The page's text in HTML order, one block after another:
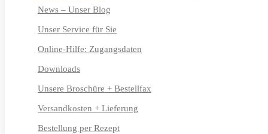
DE
EN
FR
NL
FI
News – Unser Blog
Unser Service für Sie
Online-Hilfe: Zugangsdaten
Downloads
Unsere Broschüre + Bestellfax
Versandkosten + Lieferung
Bestellung per Rezept